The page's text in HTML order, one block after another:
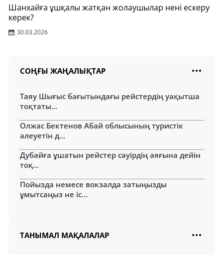
Шанхайға ұшқалы жатқан жолаушылар нені ескеру
керек?
30.03.2026
СОҢҒЫ ЖАҢАЛЫҚТАР
Таяу Шығыс бағытындағы рейстердің уақытша
тоқтаты...
Олжас Бектенов Абай облысының туристік
әлеуетін д...
Дубайға ұшатын рейстер сәуірдің аяғына дейін
тоқ...
Пойызда немесе вокзалда затыңызды
ұмытсаңыз не іс...
ТАНЫМАЛ МАҚАЛАЛАР